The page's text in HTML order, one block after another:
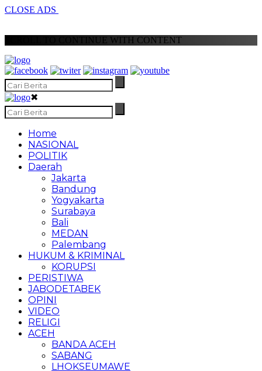
CLOSE ADS
SCROLL TO CONTINUE WITH CONTENT
✖
Home
NASIONAL
POLITIK
Daerah
Jakarta
Bandung
Yogyakarta
Surabaya
Bali
MEDAN
Palembang
HUKUM & KRIMINAL
KORUPSI
PERISTIWA
JABODETABEK
OPINI
VIDEO
RELIGI
ACEH
BANDA ACEH
SABANG
LHOKSEUMAWE